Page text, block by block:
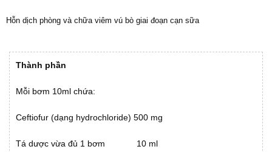
Hỗn dịch phòng và chữa viêm vú bò giai đoạn cạn sữa
Thành phần
Mỗi bơm 10ml chứa:
Ceftiofur (dạng hydrochloride) 500 mg
Tá dược vừa đủ 1 bơm 10 ml